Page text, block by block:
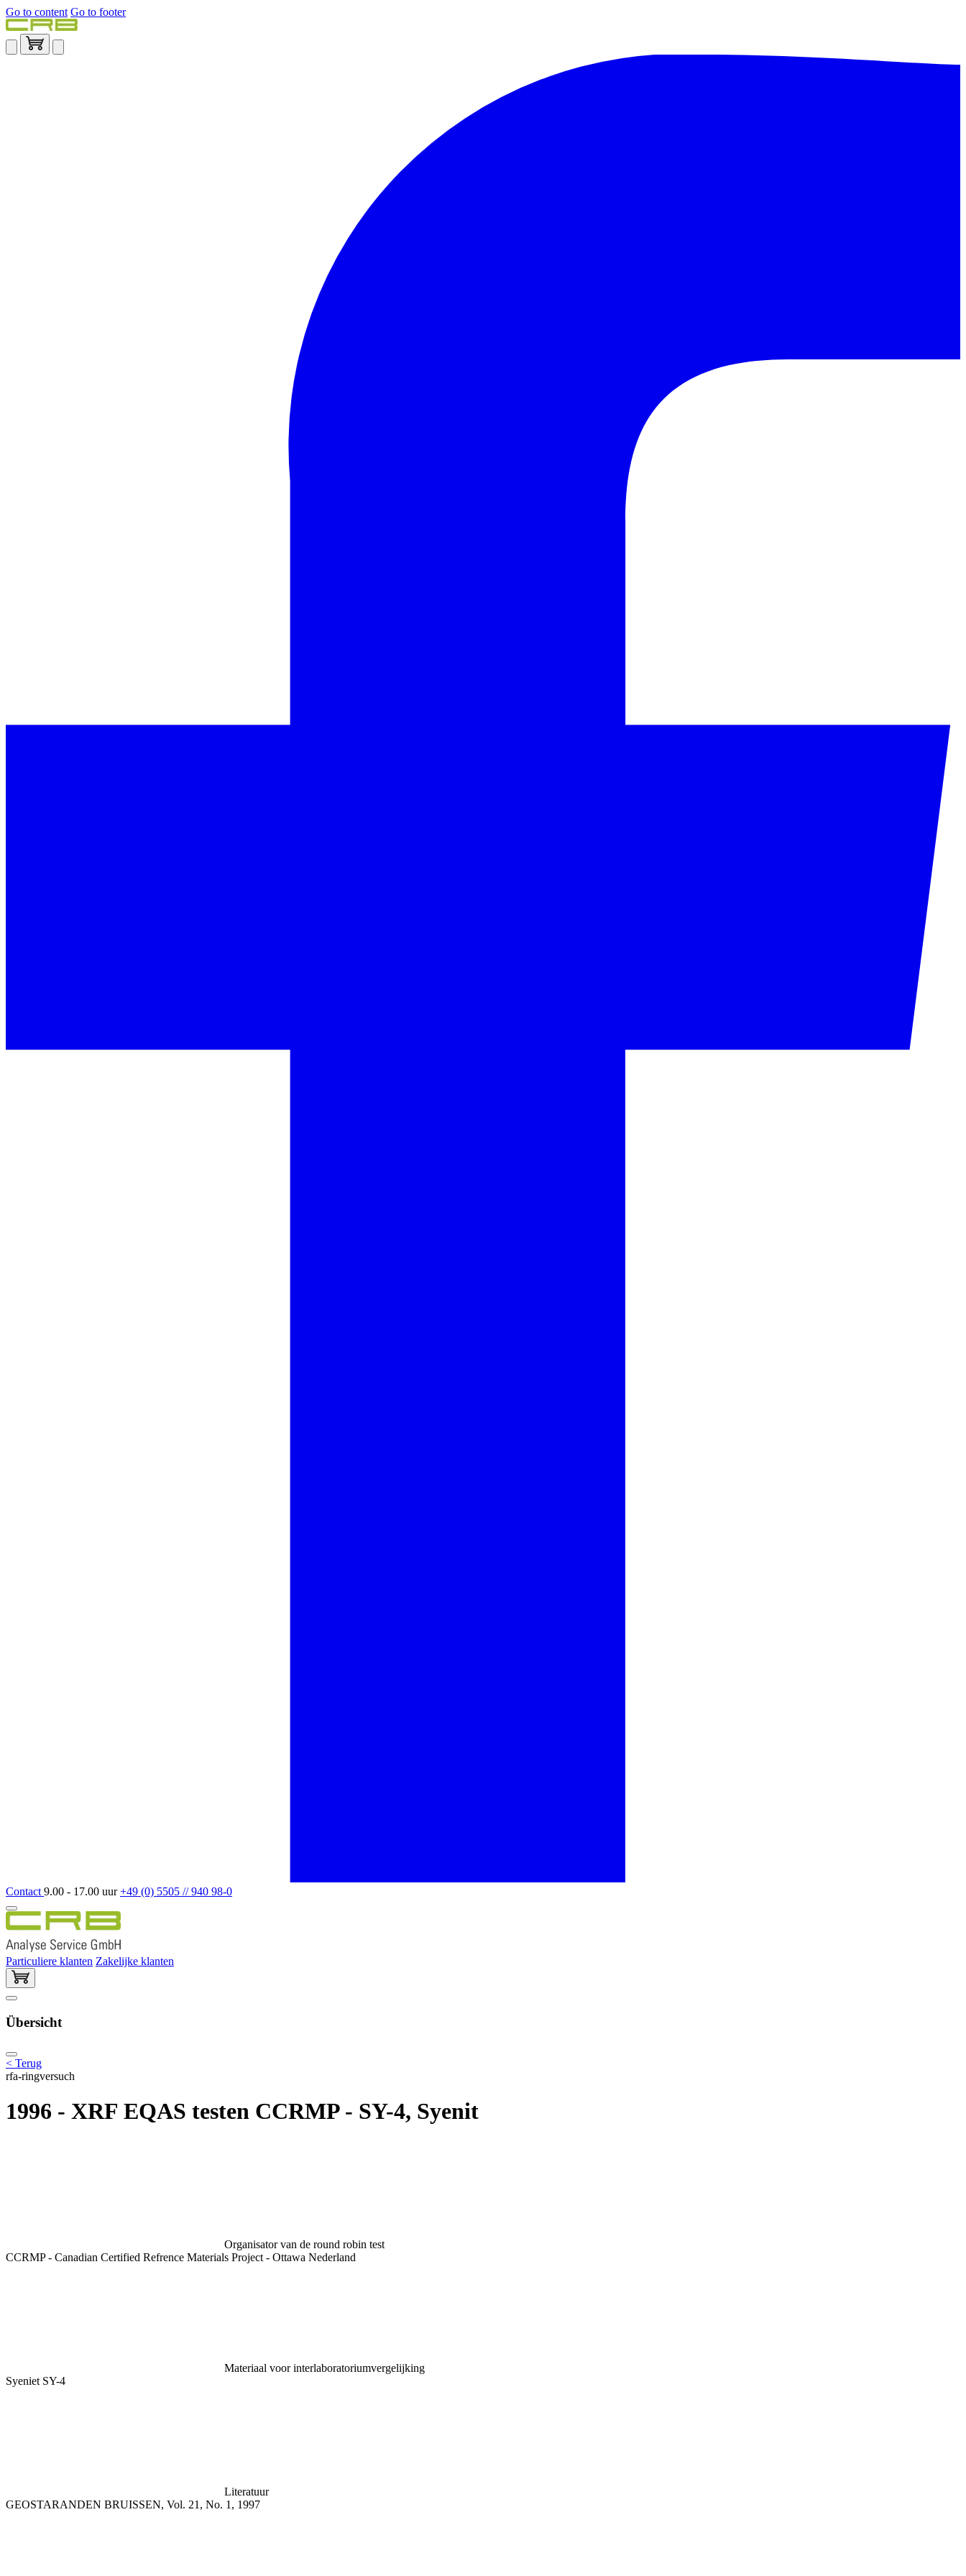
Go to content Go to footer
Contact 9.00 - 17.00 uur+49 (0) 5505 // 940 98-0
Particuliere klanten Zakelijke klanten
Übersicht
< Terug
rfa-ringversuch
1996 - XRF EQAS testen CCRMP - SY-4, Syenit
Organisator van de round robin test
CCRMP - Canadian Certified Refrence Materials Project - Ottawa Nederland
Materiaal voor interlaboratoriumvergelijking
Syeniet SY-4
Literatuur
GEOSTARANDEN BRUISSEN, Vol. 21, No. 1, 1997